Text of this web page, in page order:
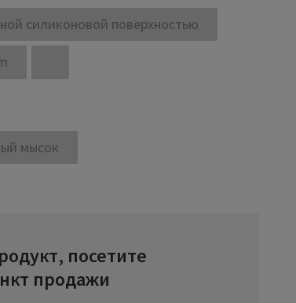
силиконовой поверхностью
мысок
посетите
продажи